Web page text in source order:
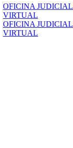
OFICINA JUDICIAL
VIRTUAL
OFICINA JUDICIAL
VIRTUAL